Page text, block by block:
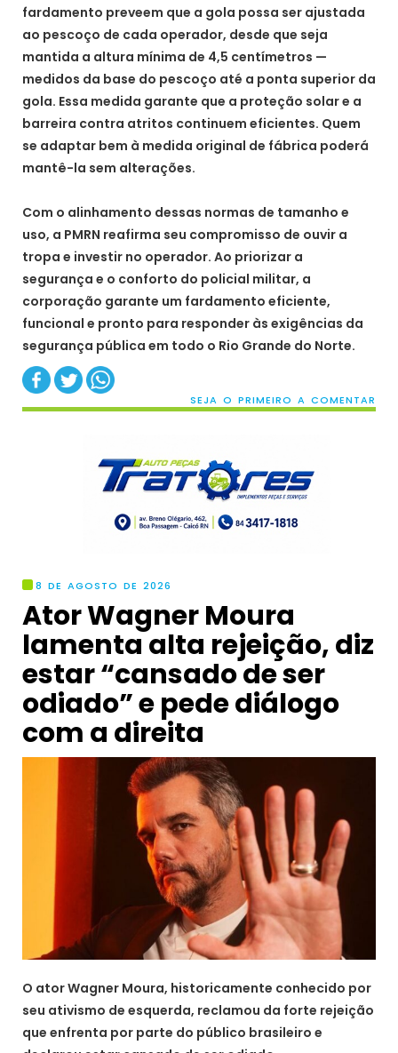
fardamento preveem que a gola possa ser ajustada
ao pescoço de cada operador, desde que seja
mantida a altura mínima de 4,5 centímetros —
medidos da base do pescoço até a ponta superior da
gola. Essa medida garante que a proteção solar e a
barreira contra atritos continuem eficientes. Quem
se adaptar bem à medida original de fábrica poderá
mantê-la sem alterações.
Com o alinhamento dessas normas de tamanho e
uso, a PMRN reafirma seu compromisso de ouvir a
tropa e investir no operador. Ao priorizar a
segurança e o conforto do policial militar, a
corporação garante um fardamento eficiente,
funcional e pronto para responder às exigências da
segurança pública em todo o Rio Grande do Norte.
SEJA O PRIMEIRO A COMENTAR
8 DE AGOSTO DE 2026
Ator Wagner Moura
lamenta alta rejeição, diz
estar “cansado de ser
odiado” e pede diálogo
com a direita
O ator Wagner Moura, historicamente conhecido por
seu ativismo de esquerda, reclamou da forte rejeição
que enfrenta por parte do público brasileiro e